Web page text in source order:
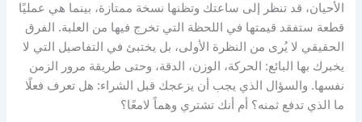
الأحيان، قد تنظر إلى ساعتك وتظنها نسخة ممتازة، بينما هي عمليًا
قطعة ستفقد قيمتها في اللحظة التي تخرج فيها من العلبة. الفرق
الحقيقي لا يُرى من النظرة الأولى، بل يختبئ في التفاصيل التي لا
يخبرك بها البائع: الحركة، الوزن، الدقة، وحتى طريقة مرور الزمن
نفسها. والسؤال الذي يجب أن يزعجك قبل الشراء: هل تعرف فعلًا
ما الذي تدفع ثمنه؟ أم أنك تشتري وهماً لامعًا؟